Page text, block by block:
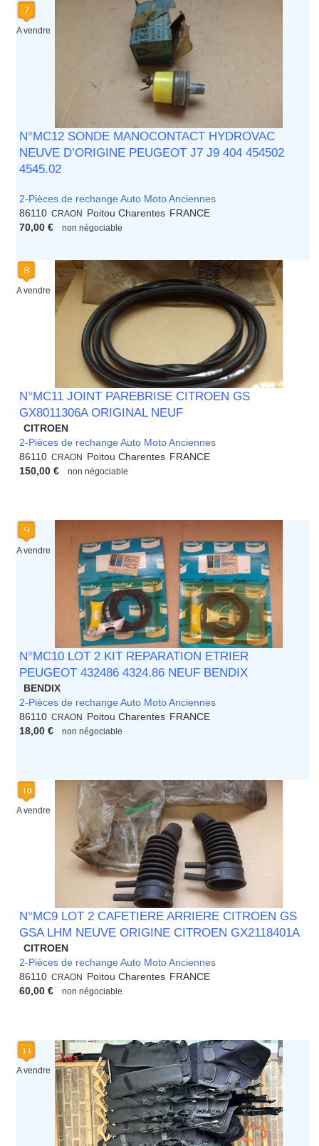
A vendre
N°MC12 SONDE MANOCONTACT HYDROVAC
NEUVE D’ORIGINE PEUGEOT J7 J9 404 454502
4545.02
2-Pièces de rechange Auto Moto Anciennes
86110 CRAON Poitou Charentes FRANCE
70,00 €
non négociable
A vendre
N°MC11 JOINT PAREBRISE CITROEN GS
GX8011306A ORIGINAL NEUF
CITROEN
2-Pièces de rechange Auto Moto Anciennes
86110 CRAON Poitou Charentes FRANCE
150,00 €
non négociable
A vendre
N°MC10 LOT 2 KIT REPARATION ETRIER
PEUGEOT 432486 4324.86 NEUF BENDIX
BENDIX
2-Pièces de rechange Auto Moto Anciennes
86110 CRAON Poitou Charentes FRANCE
18,00 €
non négociable
A vendre
N°MC9 LOT 2 CAFETIERE ARRIERE CITROEN GS
GSA LHM NEUVE ORIGINE CITROEN GX2118401A
CITROEN
2-Pièces de rechange Auto Moto Anciennes
86110 CRAON Poitou Charentes FRANCE
60,00 €
non négociable
A vendre